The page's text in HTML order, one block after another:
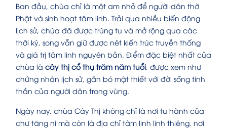
Ban đầu, chùa chỉ là một am nhỏ để người dân thờ
Phật và sinh hoạt tâm linh. Trải qua nhiều biến động
lịch sử, chùa đã được trùng tu và mở rộng qua các
thời kỳ, song vẫn giữ được nét kiến trúc truyền thống
và giá trị tâm linh nguyên bản. Điểm đặc biệt nhất của
chùa là cây thị cổ thụ trăm năm tuổi , được xem như
chứng nhân lịch sử, gắn bó mật thiết với đời sống tinh
thần của người dân trong vùng.
Ngày nay, chùa Cây Thị không chỉ là nơi tu hành của
chư tăng ni mà còn là địa chỉ tâm linh linh thiêng, nơi